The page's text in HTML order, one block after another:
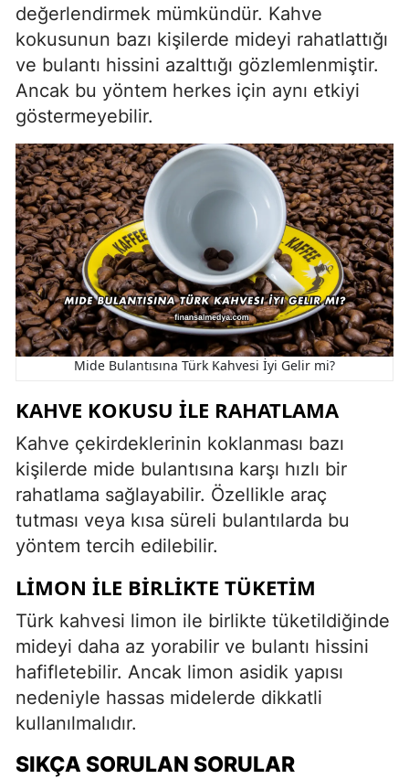
değerlendirmek mümkündür. Kahve
kokusunun bazı kişilerde mideyi rahatlattığı
ve bulantı hissini azalttığı gözlemlenmiştir.
Ancak bu yöntem herkes için aynı etkiyi
göstermeyebilir.
Mide Bulantısına Türk Kahvesi İyi Gelir mi?
KAHVE KOKUSU ILE RAHATLAMA
Kahve çekirdeklerinin koklanması bazı
kişilerde mide bulantısına karşı hızlı bir
rahatlama sağlayabilir. Özellikle araç
tutması veya kısa süreli bulantılarda bu
yöntem tercih edilebilir.
LIMON ILE BIRLIKTE TÜKETIM
Türk kahvesi limon ile birlikte tüketildiğinde
mideyi daha az yorabilir ve bulantı hissini
hafifletebilir. Ancak limon asidik yapısı
nedeniyle hassas midelerde dikkatli
kullanılmalıdır.
SIKÇA SORULAN SORULAR